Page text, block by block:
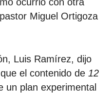
ocurrió con otra
Miguel Ortigoza
Luis Ramírez, dijo
que el contenido de 12
un plan experimental